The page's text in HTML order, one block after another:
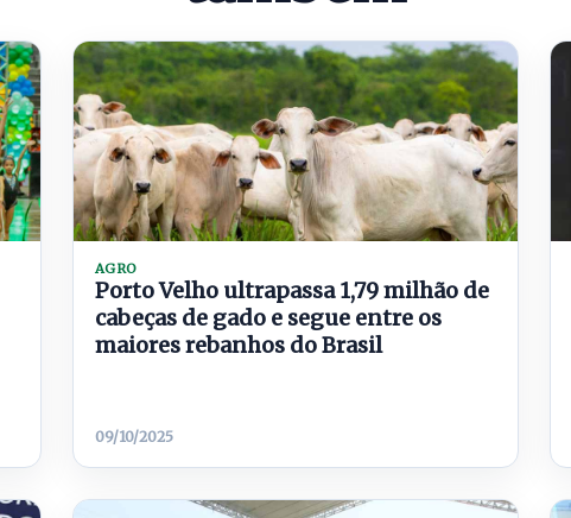
AGRO
Porto Velho ultrapassa 1,79 milhão de
cabeças de gado e segue entre os
maiores rebanhos do Brasil
09/10/2025